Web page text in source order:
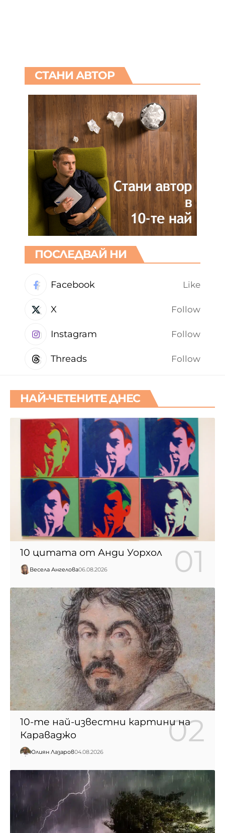
СТАНИ АВТОР
ПОСЛЕДВАЙ НИ
Facebook Like
X Follow
Instagram Follow
Threads Follow
НАЙ-ЧЕТЕНИТЕ ДНЕС
10 цитата от Анди Уорхол
Весела Ангелова06.08.2026
10-те най-известни картини на
Караваджо
Юлиян Лазаров04.08.2026